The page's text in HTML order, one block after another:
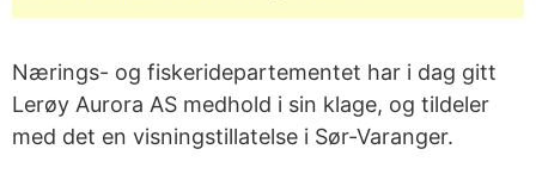
Nærings- og fiskeridepartementet har i dag gitt
Lerøy Aurora AS medhold i sin klage, og tildeler
med det en visningstillatelse i Sør-Varanger.